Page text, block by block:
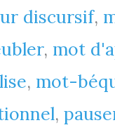
discursif,
, mot
, mot-
,